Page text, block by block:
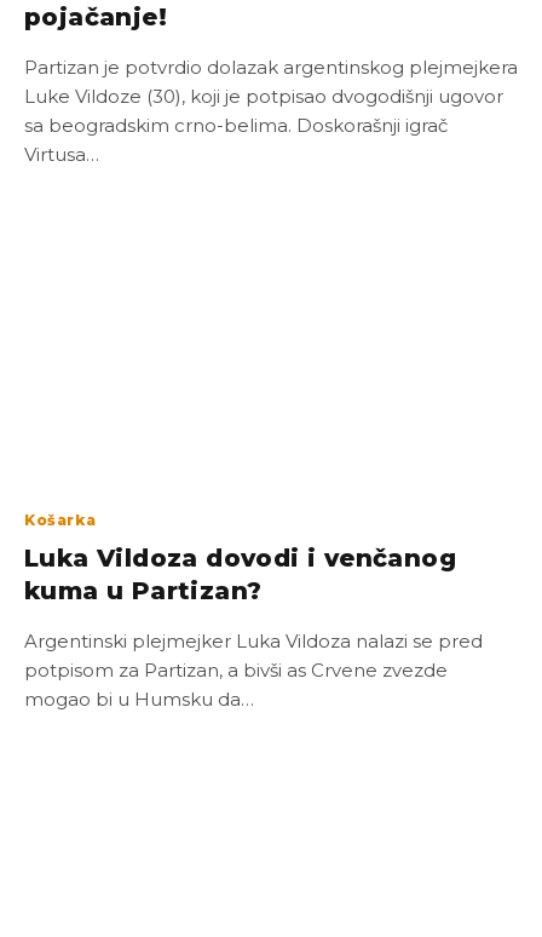
pojačanje!
Partizan je potvrdio dolazak argentinskog plejmejkera
Luke Vildoze (30), koji je potpisao dvogodišnji ugovor
sa beogradskim crno-belima. Doskorašnji igrač
Virtusa…
Košarka
Luka Vildoza dovodi i venčanog
kuma u Partizan?
Argentinski plejmejker Luka Vildoza nalazi se pred
potpisom za Partizan, a bivši as Crvene zvezde
mogao bi u Humsku da…